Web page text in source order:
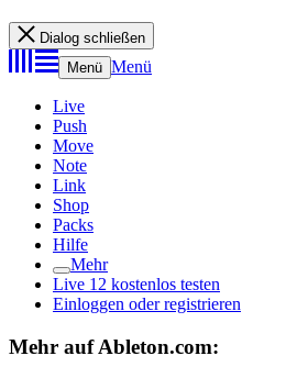
Dialog schließen
Menü Menü
Live
Push
Move
Note
Link
Shop
Packs
Hilfe
Mehr
Live 12 kostenlos testen
Einloggen oder registrieren
Mehr auf Ableton.com: